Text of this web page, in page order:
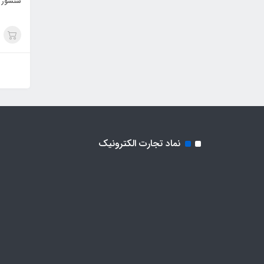
نماد تجارت الکترونیک